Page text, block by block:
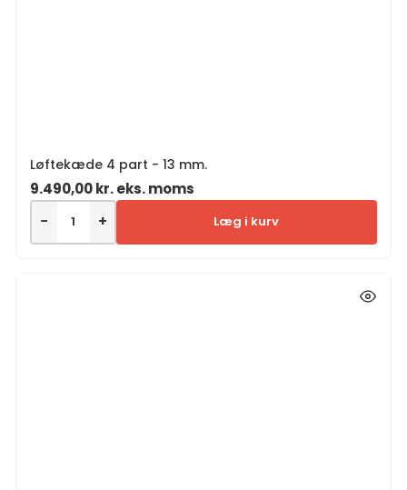
Løftekæde 4 part - 13 mm.
9.490,00kr.eks. moms
− + Læg i kurv